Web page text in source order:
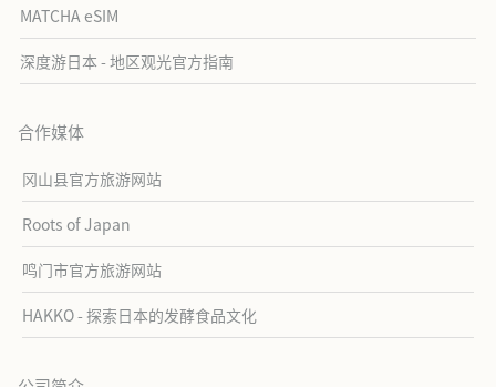
MATCHA eSIM
深度游日本 - 地区观光官方指南
合作媒体
冈山县官方旅游网站
Roots of Japan
鸣门市官方旅游网站
HAKKO - 探索日本的发酵食品文化